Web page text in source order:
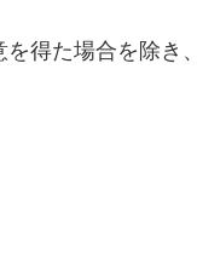
得た場合を除